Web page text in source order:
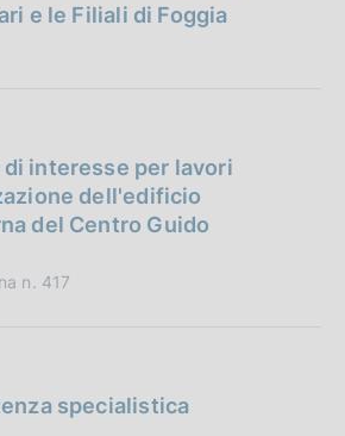
e le Filiali di Foggia
interesse per lavori
dell'edificio
del Centro Guido
n. 417
specialistica